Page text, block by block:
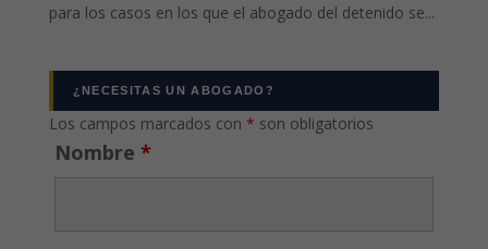
para los casos en los que el abogado del detenido se...
¿NECESITAS UN ABOGADO?
Los campos marcados con * son obligatorios
Nombre *